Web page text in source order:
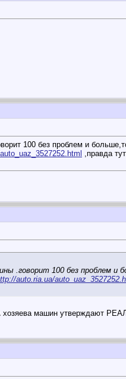
100 без проблем и
,правда
.говорит 100 без проблем и
auto.ria.ua/
машин утверждают